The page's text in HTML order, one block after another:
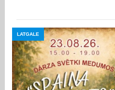
LATGALE